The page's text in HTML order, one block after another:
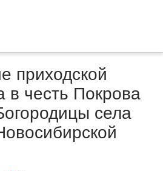
приходской
в честь Покрова
села